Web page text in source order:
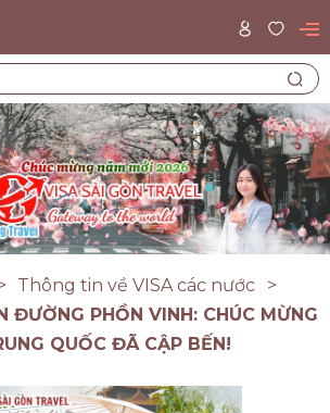
Thông tin về VISA các nước
ĐƯỜNG PHỒN VINH: CHÚC MỪNG
QUỐC ĐÃ CẬP BẾN!